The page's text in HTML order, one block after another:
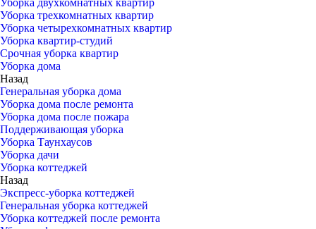
Уборка двухкомнатных квартир
Уборка трехкомнатных квартир
Уборка четырехкомнатных квартир
Уборка квартир-студий
Срочная уборка квартир
Уборка дома
Назад
Генеральная уборка дома
Уборка дома после ремонта
Уборка дома после пожара
Поддерживающая уборка
Уборка Таунхаусов
Уборка дачи
Уборка коттеджей
Назад
Экспресс-уборка коттеджей
Генеральная уборка коттеджей
Уборка коттеджей после ремонта